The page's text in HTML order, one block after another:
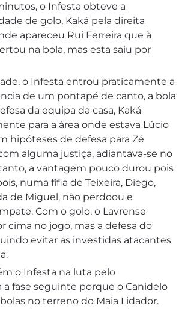
o Infesta obteve a
de golo, Kaká pela direita
apareceu Rui Ferreira que à
na bola, mas esta saiu por
o Infesta entrou praticamente a
de um pontapé de canto, a bola
da equipa da casa, Kaká
para a área onde estava Lúcio
hipóteses de defesa para Zé
alguma justiça, adiantava-se no
a vantagem pouco durou pois
numa fífia de Teixeira, Diego,
de Miguel, não perdoou e
Com o golo, o Lavrense
cima no jogo, mas a defesa do
evitar as investidas atacantes
o Infesta na luta pelo
a fase seguinte porque o Canidelo
no terreno do Maia Lidador.